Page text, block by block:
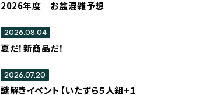
2026年度 お盆混雑予想
夏だ！新商品だ！
2026.08.04
謎解きイベント【いたずら５人組+１
2026.07.20